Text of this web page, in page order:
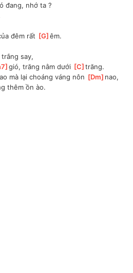
đang, nhớ ta ?
đêm rất [G ]
êm.
say,
]
gió, trăng nằm dưới [C ]trăng.
mà lại choáng váng nôn [Dm ]nao,
thêm ồn ào.